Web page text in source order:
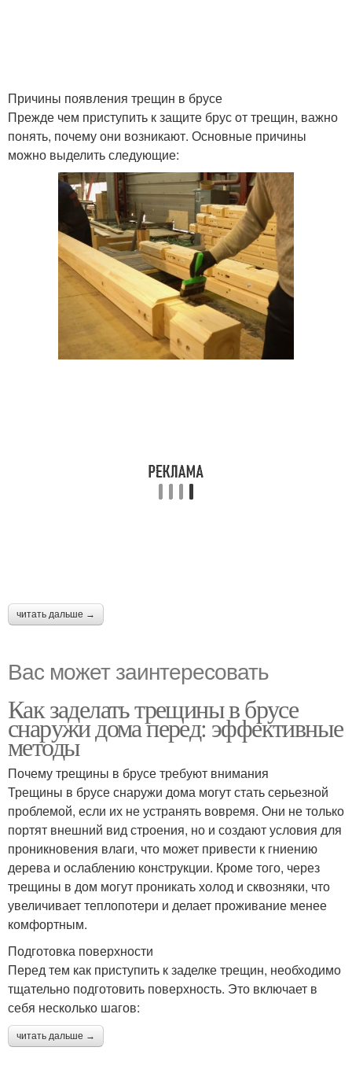
Причины появления трещин в брусе
Прежде чем приступить к защите брус от трещин, важно
понять, почему они возникают. Основные причины
можно выделить следующие:
читать дальше →
Вас может заинтересовать
Как заделать трещины в брусе
снаружи дома перед: эффективные
методы
Почему трещины в брусе требуют внимания
Трещины в брусе снаружи дома могут стать серьезной
проблемой, если их не устранять вовремя. Они не только
портят внешний вид строения, но и создают условия для
проникновения влаги, что может привести к гниению
дерева и ослаблению конструкции. Кроме того, через
трещины в дом могут проникать холод и сквозняки, что
увеличивает теплопотери и делает проживание менее
комфортным.
Подготовка поверхности
Перед тем как приступить к заделке трещин, необходимо
тщательно подготовить поверхность. Это включает в
себя несколько шагов:
читать дальше →